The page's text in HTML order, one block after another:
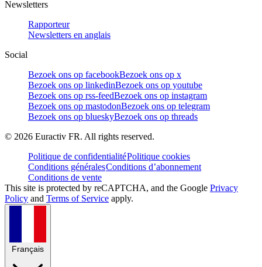
Newsletters
Rapporteur
Newsletters en anglais
Social
Bezoek ons op facebookBezoek ons op x
Bezoek ons op linkedinBezoek ons op youtube
Bezoek ons op rss-feedBezoek ons op instagram
Bezoek ons op mastodonBezoek ons op telegram
Bezoek ons op blueskyBezoek ons op threads
© 2026 Euractiv FR. All rights reserved.
Politique de confidentialitéPolitique cookies
Conditions généralesConditions d’abonnement
Conditions de vente
This site is protected by reCAPTCHA, and the Google Privacy
Policy and Terms of Service apply.
Français